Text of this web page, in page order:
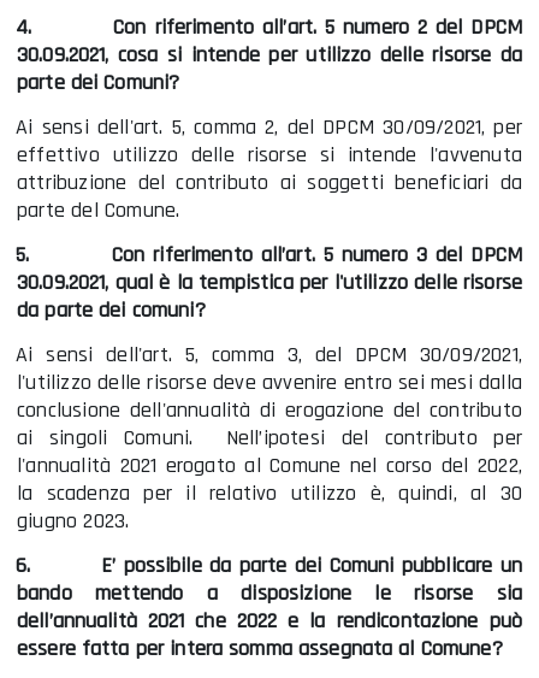
4.
Con riferimento all’art. 5 numero 2 del DPCM
30.09.2021, cosa si intende per utilizzo delle risorse da
parte dei Comuni?
Ai sensi dell'art. 5, comma 2, del DPCM 30/09/2021, per
effettivo utilizzo delle risorse si intende l'avvenuta
attribuzione del contributo ai soggetti beneficiari da
parte del Comune.
5.
Con riferimento all’art. 5 numero 3 del DPCM
30.09.2021, qual è la tempistica per l'utilizzo delle risorse
da parte dei comuni?
Ai sensi dell'art. 5, comma 3, del DPCM 30/09/2021,
l'utilizzo delle risorse deve avvenire entro sei mesi dalla
conclusione dell'annualità di erogazione del contributo
ai singoli Comuni. Nell’ipotesi del contributo per
l'annualità 2021 erogato al Comune nel corso del 2022,
la scadenza per il relativo utilizzo è, quindi, al 30
giugno 2023.
6.
E’ possibile da parte dei Comuni pubblicare un
bando mettendo a disposizione le risorse sia
dell’annualità 2021 che 2022 e la rendicontazione può
essere fatta per intera somma assegnata al Comune?